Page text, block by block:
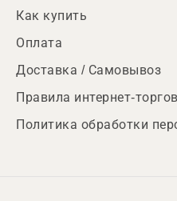
Как купить
Оплата
Доставка / Самовывоз
Правила интернет-
Политика обработки